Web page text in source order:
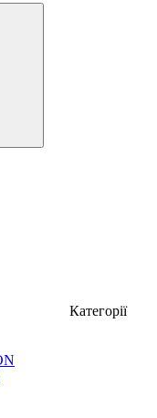
Категорії